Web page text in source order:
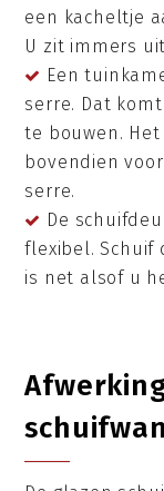
een kacheltje
U zit immers
Een
serre. Dat
te bouwen.
bovendien
serre.
De
flexibel. Schuif
is net alsof u